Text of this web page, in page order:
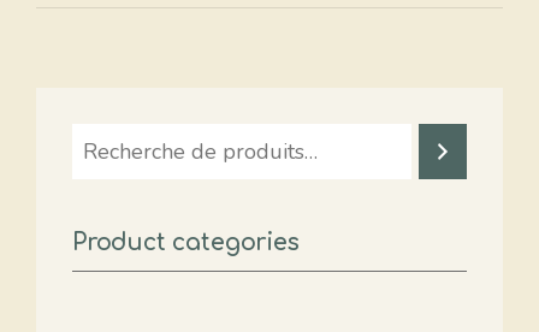
La
Recherche
Product categories